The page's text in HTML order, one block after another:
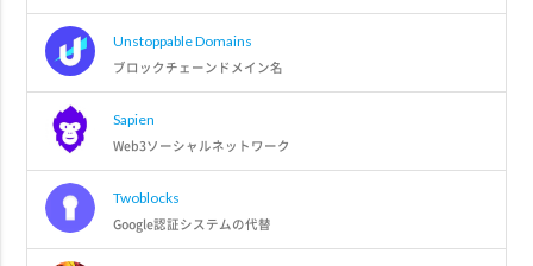
Unstoppable Domains
ブロックチェーンドメイン名
Sapien
Web3ソーシャルネットワーク
Twoblocks
Google認証システムの代替